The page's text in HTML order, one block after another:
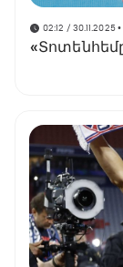
02:12 / 30.11.2025